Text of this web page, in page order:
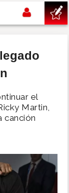
el
Martin,
canción